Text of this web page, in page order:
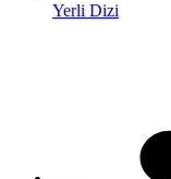
Yerli Dizi